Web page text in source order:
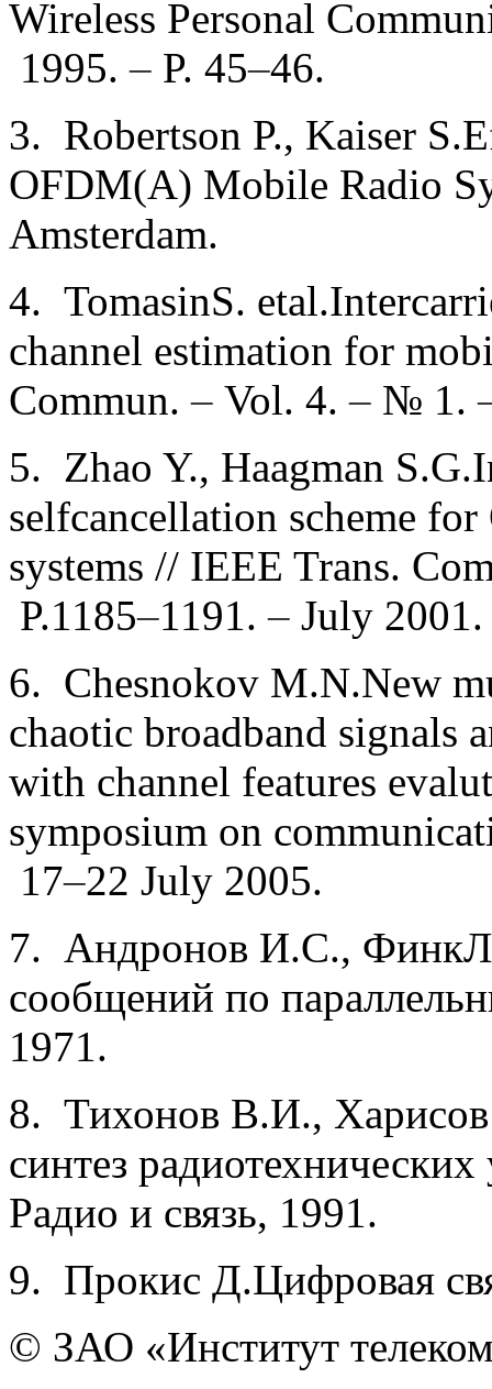
Wireless Personal
1995.– P. 45–46.
3. Robertson P., Kaiser
OFDM(A) Mobile Radio
Amsterdam.
4. TomasinS.
channel estimation for
Commun.– Vol. 4.– № 1.
5. Zhao Y., Haagman
selfcancellation scheme
systems // IEEE Trans.
P.1185–1191.– July 2001.
6. Chesnokov M.N.New
chaotic broadband signals
with channel features
symposium on
17–22 July 2005.
7. Андронов И.С.,
сообщений по
1971.
8. Тихонов В.И., Харисов
синтез
Радио и связь, 1991.
9. Прокис Д.Цифровая
© ЗАО «Институт